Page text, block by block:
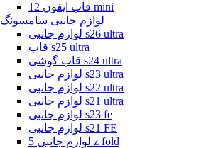
قاب ایفون 12 mini
لوازم جانبی سامسونگ
لوازم جانبی s26 ultra
قاب s25 ultra
قاب گوشی s24 ultra
لوازم جانبی s23 ultra
لوازم جانبی s22 ultra
لوازم جانبی s21 ultra
لوازم جانبی s23 fe
لوازم جانبی s21 FE
لوازم جانبی 5 z fold